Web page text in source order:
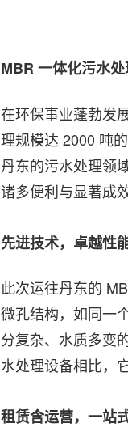
MBR 一体化污水
在环保事业蓬勃发
理规模达 2000 吨
丹东的污水处理领
诸多便利与显著成效
先进技术，卓越性
此次运往丹东的
微孔结构，如同一
分复杂、水质多变
水处理设备相比，
租赁含运营，一站